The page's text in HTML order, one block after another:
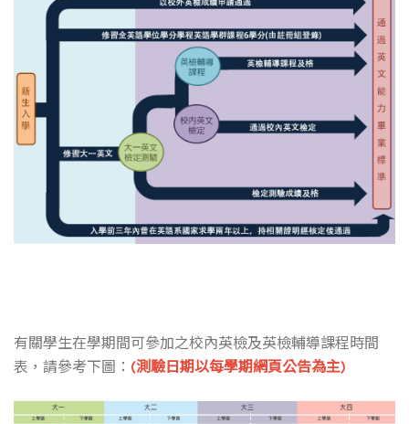
有關學生在學期間可參加之校內英檢及英檢輔導課程時間
表，請參考下圖： (測驗日期以每學期網頁公告為主)